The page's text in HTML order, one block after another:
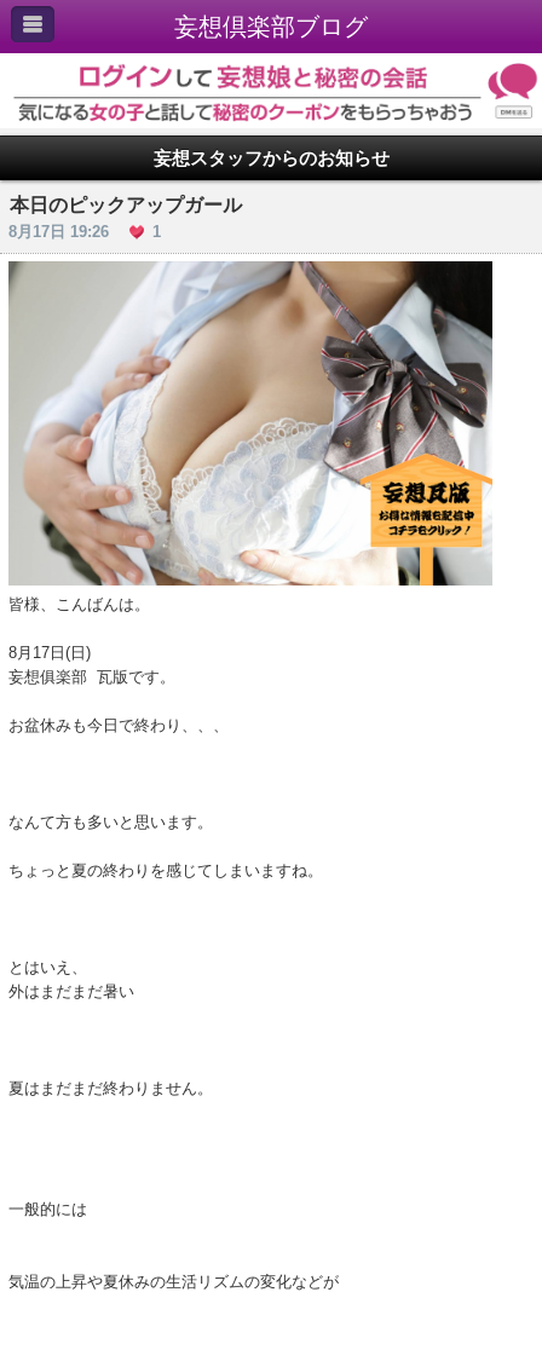
妄想倶楽部ブログ
妄想スタッフからのお知らせ
本日のピックアップガール
8月17日 19:26 1
皆様、こんばんは。
8月17日(日)
妄想俱楽部 瓦版です。
お盆休みも今日で終わり、、、
なんて方も多いと思います。
ちょっと夏の終わりを感じてしまいますね。
とはいえ、
外はまだまだ暑い
夏はまだまだ終わりません。
一般的には
気温の上昇や夏休みの生活リズムの変化などが